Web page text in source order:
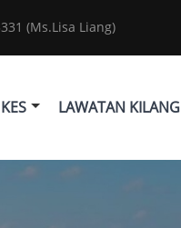
(Ms.Lisa Liang)
KES LAWATAN KILANG